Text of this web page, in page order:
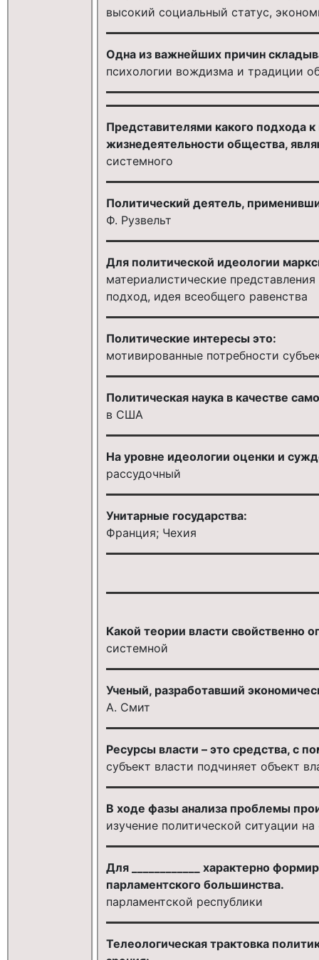
высокий социальный статус,
Одна из важнейших причин
психологии вождизма и традиции
Представителями какого подхода
жизнедеятельности общества,
системного
Политический деятель,
Ф. Рузвельт
Для политической идеологии
материалистические
подход, идея всеобщего равенства
Политические интересы это:
мотивированные потребности
Политическая наука в качестве
в США
На уровне идеологии оценки и
рассудочный
Унитарные государства:
Франция; Чехия
Какой теории власти свойственно
системной
Ученый, разработавший
А. Смит
Ресурсы власти – это средства, с
субъект власти подчиняет объект
В ходе фазы анализа проблемы
изучение политической ситуации
Для ____________ характерно
парламентского большинства.
парламентской республики
Телеологическая трактовка